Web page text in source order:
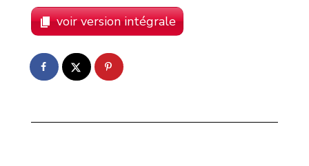
voir version intégrale